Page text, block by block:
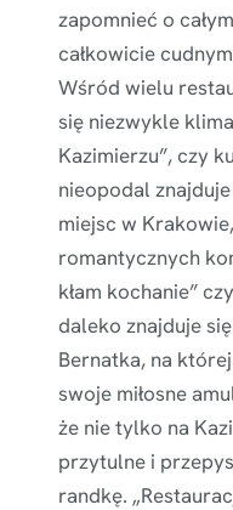
zapomnieć o
całkowicie
Wśród wielu
się niezwykle
Kazimierzu”, czy
nieopodal
miejsc w
romantycznych
kłam kochanie”
daleko znajduje
Bernatka, na
swoje miłosne
że nie tylko na
przytulne i
randkę.